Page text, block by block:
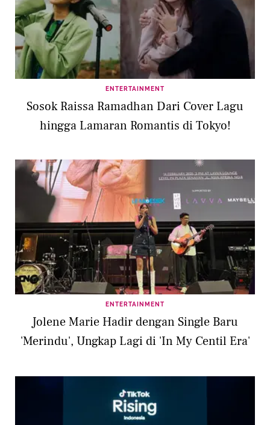
ENTERTAINMENT
Sosok Raissa Ramadhan Dari Cover Lagu
hingga Lamaran Romantis di Tokyo!
ENTERTAINMENT
Jolene Marie Hadir dengan Single Baru
'Merindu', Ungkap Lagi di 'In My Centil Era'